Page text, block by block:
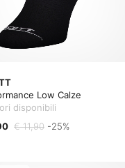
Low Calze
disponibili
€ 11,90 -25%